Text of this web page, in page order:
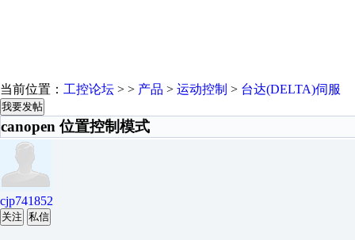
当前位置： 工控论坛 > > 产品 > 运动控制 > 台达(DELTA)伺服
我要发帖
canopen 位置控制模式
cjp741852
关注 私信